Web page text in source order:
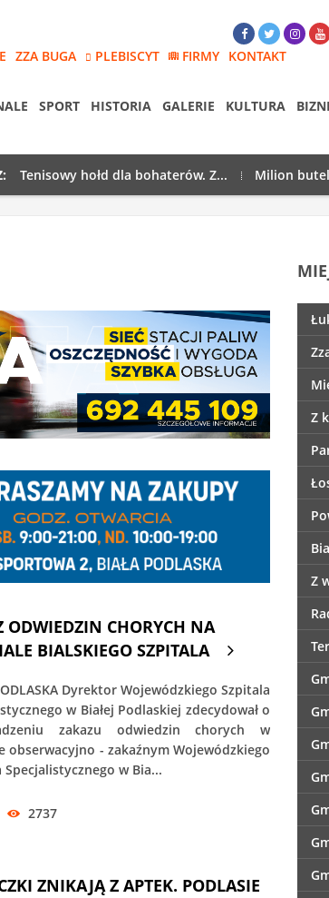
ZZA BUGA PLEBISCYT FIRMY KONTAKT
SPORT HISTORIA GALERIE KULTURA
Tenisowy hołd dla bohaterów. Z...
Milion
ODWIEDZIN CHORYCH NA
BIALSKIEGO SZPITALA
Dyrektor Wojewódzkiego Szpitala
w Białej Podlaskiej zdecydował o
zakazu odwiedzin chorych w
obserwacyjno - zakaźnym Wojewódzkiego
Specjalistycznego w Bia...
2737
ZNIKAJĄ Z APTEK. PODLASIE
Z
Z